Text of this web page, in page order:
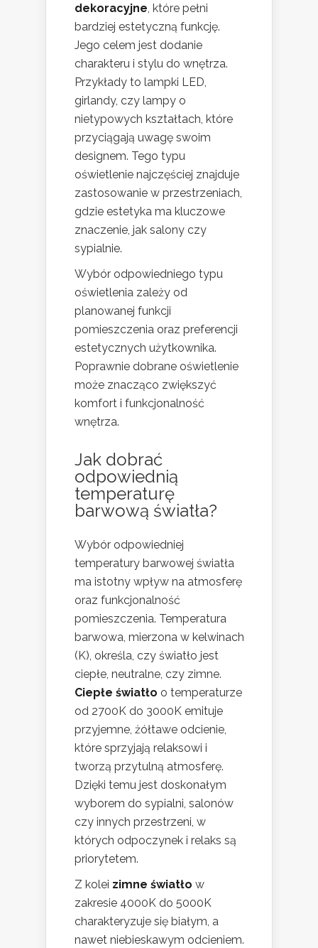
dekoracyjne, które pełni
bardziej estetyczną funkcję.
Jego celem jest dodanie
charakteru i stylu do wnętrza.
Przykłady to lampki LED,
girlandy, czy lampy o
nietypowych kształtach, które
przyciągają uwagę swoim
designem. Tego typu
oświetlenie najczęściej znajduje
zastosowanie w przestrzeniach,
gdzie estetyka ma kluczowe
znaczenie, jak salony czy
sypialnie.
Wybór odpowiedniego typu
oświetlenia zależy od
planowanej funkcji
pomieszczenia oraz preferencji
estetycznych użytkownika.
Poprawnie dobrane oświetlenie
może znacząco zwiększyć
komfort i funkcjonalność
wnętrza.
Jak dobrać
odpowiednią
temperaturę
barwową światła?
Wybór odpowiedniej
temperatury barwowej światła
ma istotny wpływ na atmosferę
oraz funkcjonalność
pomieszczenia. Temperatura
barwowa, mierzona w kelwinach
(K), określa, czy światło jest
ciepłe, neutralne, czy zimne.
Ciepłe światło o temperaturze
od 2700K do 3000K emituje
przyjemne, żółtawe odcienie,
które sprzyjają relaksowi i
tworzą przytulną atmosferę.
Dzięki temu jest doskonałym
wyborem do sypialni, salonów
czy innych przestrzeni, w
których odpoczynek i relaks są
priorytetem.
Z kolei zimne światło w
zakresie 4000K do 5000K
charakteryzuje się białym, a
nawet niebieskawym odcieniem.